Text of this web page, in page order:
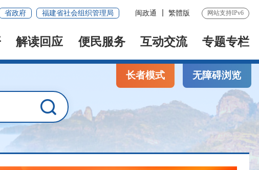
省政府 福建省社会组织管理局 闽政通 繁體版 网站支持IPv6
解读回应 便民服务 互动交流 专题专栏
长者模式 无障碍浏览